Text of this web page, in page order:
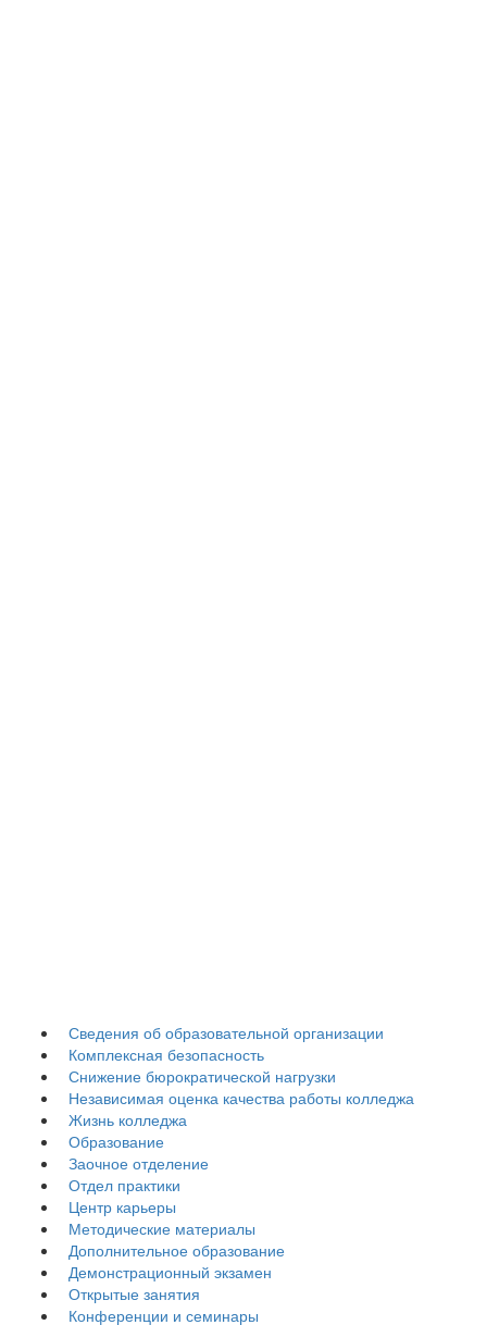
Сведения об образовательной организации
Комплексная безопасность
Снижение бюрократической нагрузки
Независимая оценка качества работы колледжа
Жизнь колледжа
Образование
Заочное отделение
Отдел практики
Центр карьеры
Методические материалы
Дополнительное образование
Демонстрационный экзамен
Открытые занятия
Конференции и семинары